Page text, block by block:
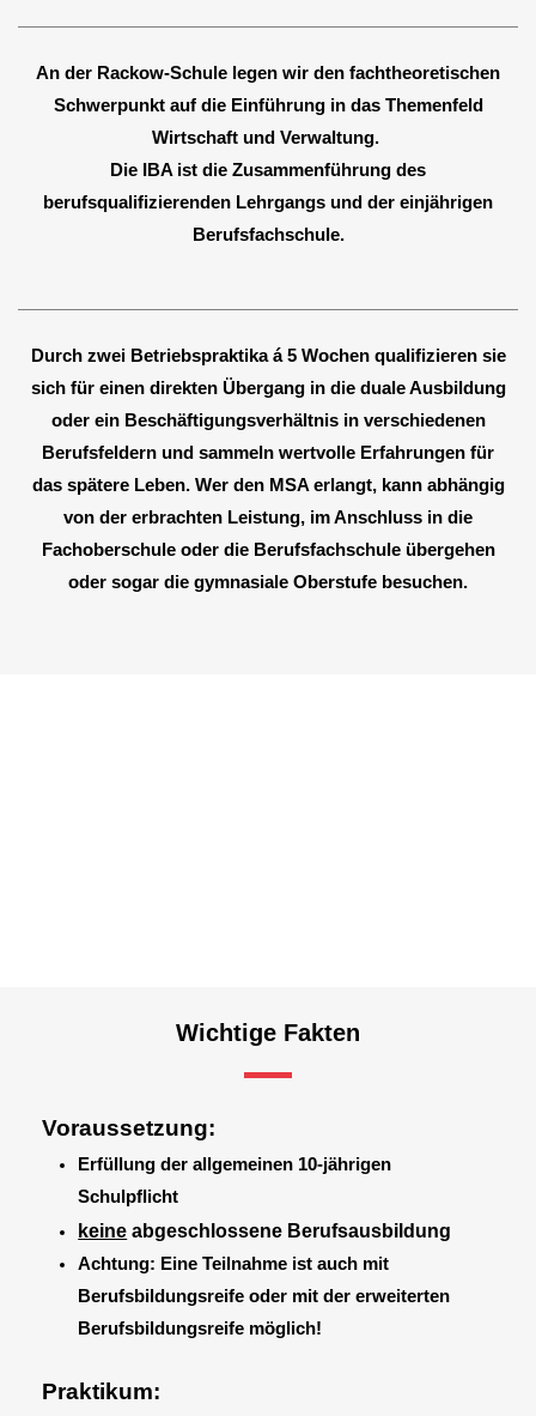
An der Rackow-Schule legen wir den fachtheoretischen
Schwerpunkt auf die Einführung in das Themenfeld
Wirtschaft und Verwaltung.
Die IBA ist die Zusammenführung des
berufsqualifizierenden Lehrgangs und der einjährigen
Berufsfachschule.
Durch zwei Betriebspraktika á 5 Wochen qualifizieren sie
sich für einen direkten Übergang in die duale Ausbildung
oder ein Beschäftigungsverhältnis in verschiedenen
Berufsfeldern und sammeln wertvolle Erfahrungen für
das spätere Leben. Wer den MSA erlangt, kann abhängig
von der erbrachten Leistung, im Anschluss in die
Fachoberschule oder die Berufsfachschule übergehen
oder sogar die gymnasiale Oberstufe besuchen.
Wichtige Fakten
Voraussetzung:
Erfüllung der allgemeinen 10-jährigen
Schulpflicht
keine abgeschlossene Berufsausbildung
Achtung: Eine Teilnahme ist auch mit
Berufsbildungsreife oder mit der erweiterten
Berufsbildungsreife möglich!
Praktikum: